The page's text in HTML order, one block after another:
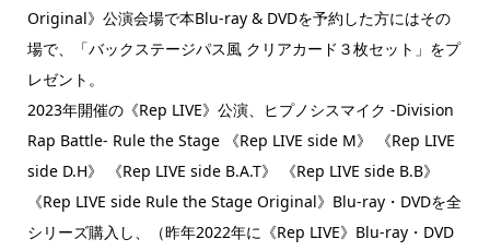
Original》公演会場で本Blu-ray & DVDを予約した方にはその
場で、「バックステージパス風 クリアカード３枚セット」をプ
レゼント。
2023年開催の《Rep LIVE》公演、ヒプノシスマイク -Division
Rap Battle- Rule the Stage 《Rep LIVE side M》 《Rep LIVE
side D.H》 《Rep LIVE side B.A.T》 《Rep LIVE side B.B》
《Rep LIVE side Rule the Stage Original》Blu-ray・DVDを全
シリーズ購入し、（昨年2022年に《Rep LIVE》Blu-ray・DVD